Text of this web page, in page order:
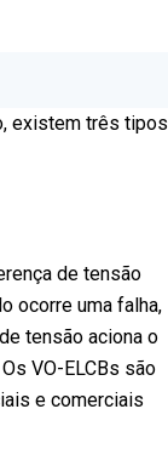
existem três tipos
de tensão
ocorre uma falha,
tensão aciona o
VO-ELCBs são
e comerciais